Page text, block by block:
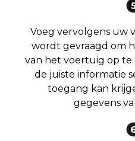
Voeg vervolgens uw
wordt gevraagd om
van het voertuig op te
de juiste informatie
toegang kan
gegevens